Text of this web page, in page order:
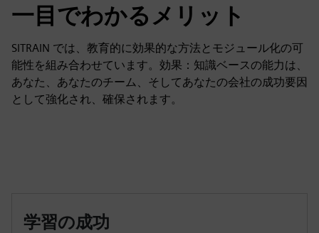
一目でわかるメリット
SITRAIN では、教育的に効果的な方法とモジュール化の可
能性を組み合わせています。効果：知識ベースの能力は、
あなた、あなたのチーム、そしてあなたの会社の成功要因
として強化され、確保されます。
学習の成功